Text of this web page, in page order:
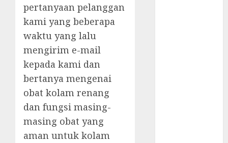
pertanyaan pelanggan
kami yang beberapa
waktu yang lalu
mengirim e-mail
kepada kami dan
bertanya mengenai
obat kolam renang
dan fungsi masing-
masing obat yang
aman untuk kolam